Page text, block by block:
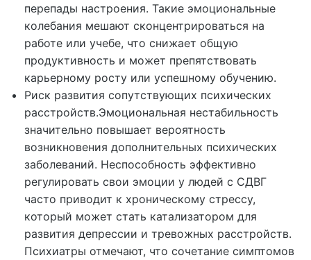
перепады настроения. Такие эмоциональные
колебания мешают сконцентрироваться на
работе или учебе, что снижает общую
продуктивность и может препятствовать
карьерному росту или успешному обучению.
Риск развития сопутствующих психических
расстройств.Эмоциональная нестабильность
значительно повышает вероятность
возникновения дополнительных психических
заболеваний. Неспособность эффективно
регулировать свои эмоции у людей с СДВГ
часто приводит к хроническому стрессу,
который может стать катализатором для
развития депрессии и тревожных расстройств.
Психиатры отмечают, что сочетание симптомов